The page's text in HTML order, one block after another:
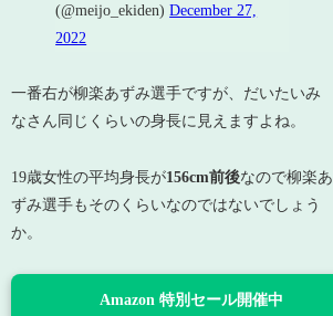
(@meijo_ekiden)December 27,
2022
一番右が柳楽あずみ選手ですが、だいたいみ
なさん同じくらいの身長に見えますよね。
19歳女性の平均身長が156cm前後なので柳楽あ
ずみ選手もそのくらいなのではないでしょう
か。
Amazon 特別セール開催中